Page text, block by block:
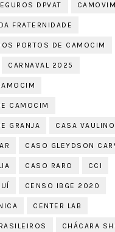
DPVAT CAMOVIM
FRATERNIDADE
PORTOS DE CAMOCIM
CARNAVAL 2025
CAMOCIM
GRANJA CASA VAULINO
CASO GLEYDSON
CASO RARO CCI
CENSO IBGE 2020
CENTER LAB
CHÁCARA